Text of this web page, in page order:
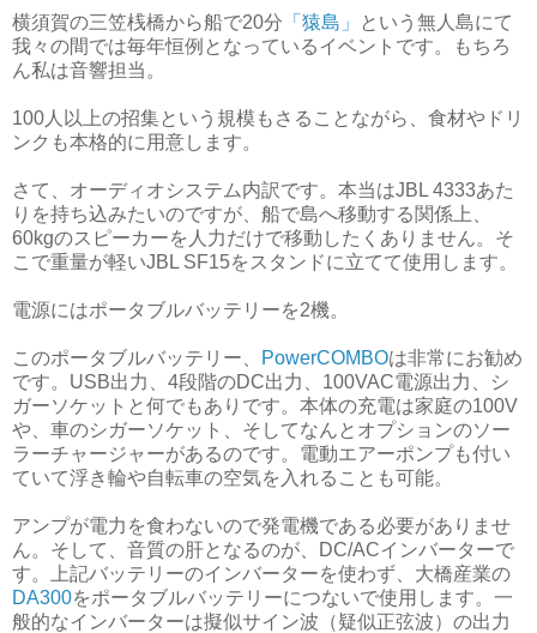
横須賀の三笠桟橋から船で20分 「猿島」
という無人島にて
我々の間では毎年恒例となっているイベントです。もちろ
ん私は音響担当。
100人以上の招集という規模もさることながら、食材やドリ
ンクも本格的に用意します。
さて、オーディオシステム内訳です。本当はJBL 4333あた
りを持ち込みたいのですが、船で島へ移動する関係上、
60kgのスピーカーを人力だけで移動したくありません。そ
こで重量が軽いJBL SF15をスタンドに立てて使用します。
電源にはポータブルバッテリーを2機。
このポータブルバッテリー、 PowerCOMBOは非常にお勧め
です。USB出力、4段階のDC出力、100VAC電源出力、シ
ガーソケットと何でもありです。本体の充電は家庭の100V
や、車のシガーソケット、そしてなんとオプションのソー
ラーチャージャーがあるのです。電動エアーポンプも付い
ていて浮き輪や自転車の空気を入れることも可能。
アンプが電力を食わないので発電機である必要がありませ
ん。そして、音質の肝となるのが、DC/ACインバーターで
す。上記バッテリーのインバーターを使わず、大橋産業の
DA300をポータブルバッテリーにつないで使用します。一
般的なインバーターは擬似サイン波（疑似正弦波）の出力